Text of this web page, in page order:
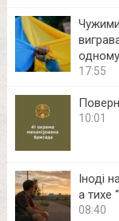
одному
17:55
10:01
Іноді
а тихе
08:40